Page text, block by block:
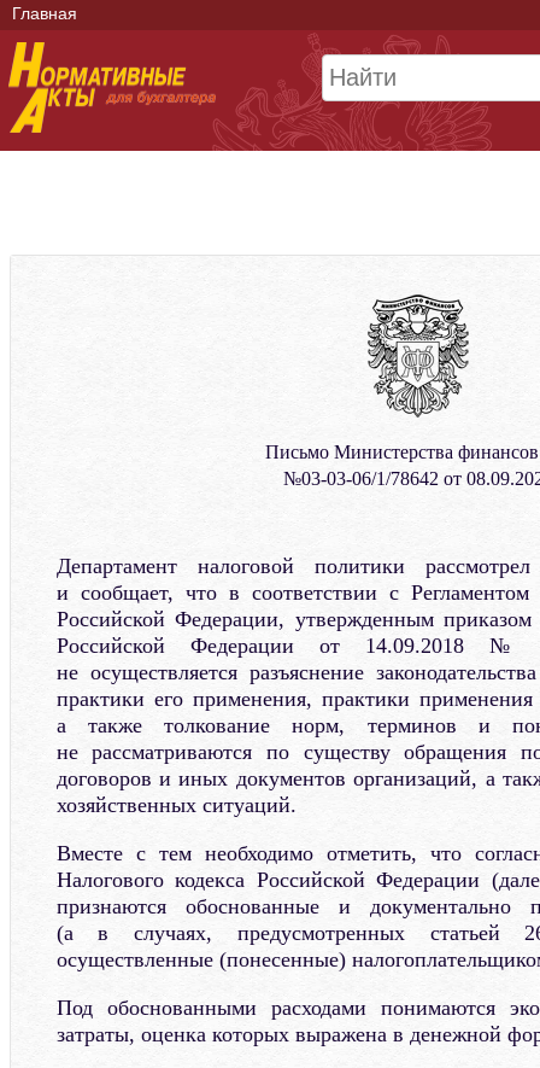
Главная
Письмо Министерства
№03-03-06/1/78642 от
Департамент налоговой политики
и сообщает, что в соответствии с
Российской Федерации, утвержденным
Российской Федерации от 14.09.2018 №
не осуществляется разъяснение
практики его применения, практики
а также толкование норм, терминов и
не рассматриваются по существу обращения
договоров и иных документов организаций, а
хозяйственных ситуаций.
Вместе с тем необходимо отметить, что
Налогового кодекса Российской Федерации
признаются обоснованные и документально
(а в случаях, предусмотренных
осуществленные (понесенные)
Под обоснованными расходами понимаются
затраты, оценка которых выражена в денежной